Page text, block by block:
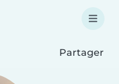
Partager